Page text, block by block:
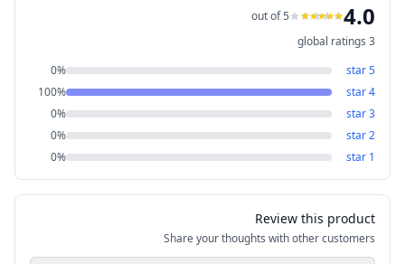
4.0
out of 5
3
global ratings
5
star
0%
4
star
100%
3
star
0%
2
star
0%
1
star
0%
Review this product
Share your thoughts with other customers